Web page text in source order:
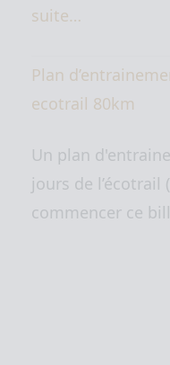
suite…
Plan
ecotrail 80km
Un plan
jours de
commencer ce